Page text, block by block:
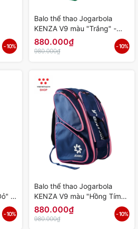
- 10%
Balo thể thao Jogarbola
KENZA V9 màu "Trắng" -
Hàng Chính Hãng
880.000₫
980.000₫
- 10%
-
- 10%
Balo thể thao Jogarbola
KENZA V9 màu "Hồng Tím" -
Hàng Chính Hãng
880.000₫
980.000₫
- 10%